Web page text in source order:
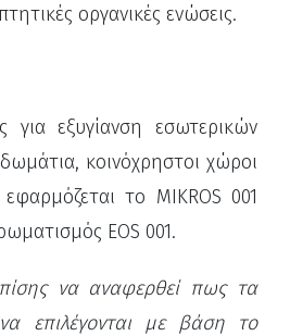
οργανικές ενώσεις.
για εξυγίανση εσωτερικών
κοινόχρηστοι χώροι
το MIKROS 001
EOS 001.
να αναφερθεί πως τα
επιλέγονται με βάση το